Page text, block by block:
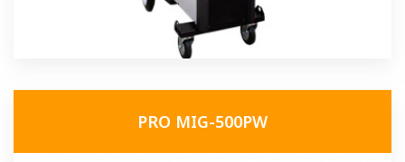
PRO MIG-500PW